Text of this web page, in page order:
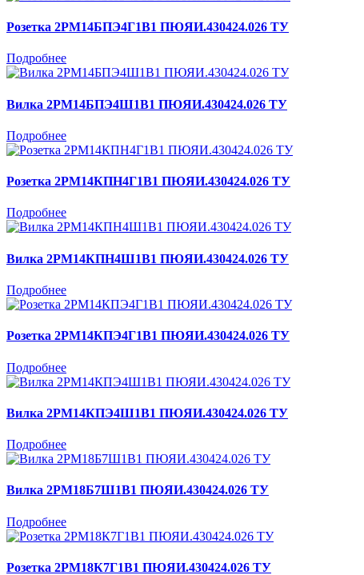
Розетка 2РМ14БПЭ4Г1В1 ПЮЯИ.430424.026 ТУ
Подробнее
Вилка 2РМ14БПЭ4Ш1В1 ПЮЯИ.430424.026 ТУ
Подробнее
Розетка 2РМ14КПН4Г1В1 ПЮЯИ.430424.026 ТУ
Подробнее
Вилка 2РМ14КПН4Ш1В1 ПЮЯИ.430424.026 ТУ
Подробнее
Розетка 2РМ14КПЭ4Г1В1 ПЮЯИ.430424.026 ТУ
Подробнее
Вилка 2РМ14КПЭ4Ш1В1 ПЮЯИ.430424.026 ТУ
Подробнее
Вилка 2РМ18Б7Ш1В1 ПЮЯИ.430424.026 ТУ
Подробнее
Розетка 2РМ18К7Г1В1 ПЮЯИ.430424.026 ТУ